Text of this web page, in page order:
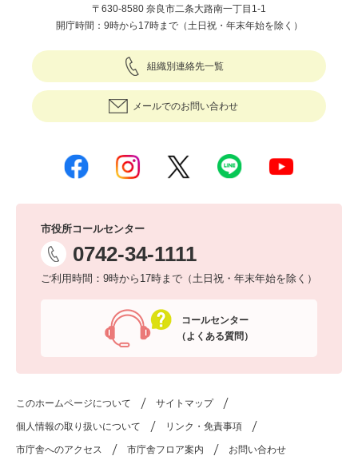
〒630-8580 奈良市二条大路南一丁目1-1
開庁時間：9時から17時まで（土日祝・年末年始を除く）
組織別連絡先一覧
メールでのお問い合わせ
市役所コールセンター
0742-34-1111
ご利用時間：9時から17時まで（土日祝・年末年始を除く）
コールセンター
（よくある質問）
このホームページについて サイトマップ
個人情報の取り扱いについて リンク・免責事項
市庁舎へのアクセス 市庁舎フロア案内 お問い合わせ